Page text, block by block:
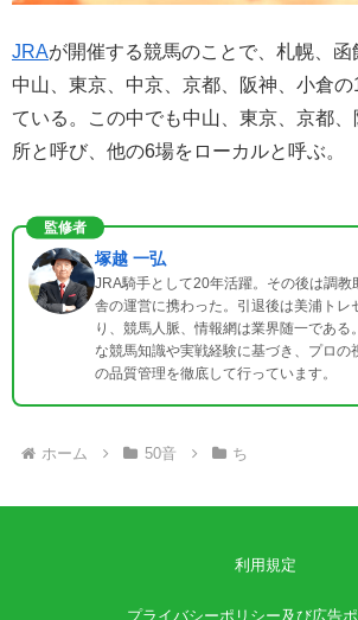
JRAが開催する競馬のことで、札幌、函
中山、東京、中京、京都、阪神、小倉
ている。この中でも中山、東京、京都
所と呼び、他の6場をローカルと呼ぶ。
監修者
塚越 一弘
JRA騎手として20年活躍。その後は調教
舎の運営に携わった。引退後は美浦トレ
り、競馬人脈、情報網は業界随一である
な競馬知識や実戦経験に基づき、プロの
の品質管理を徹底して行っています。
ホーム 50音 ち
利用規定
プライバシーポリシー及び広告